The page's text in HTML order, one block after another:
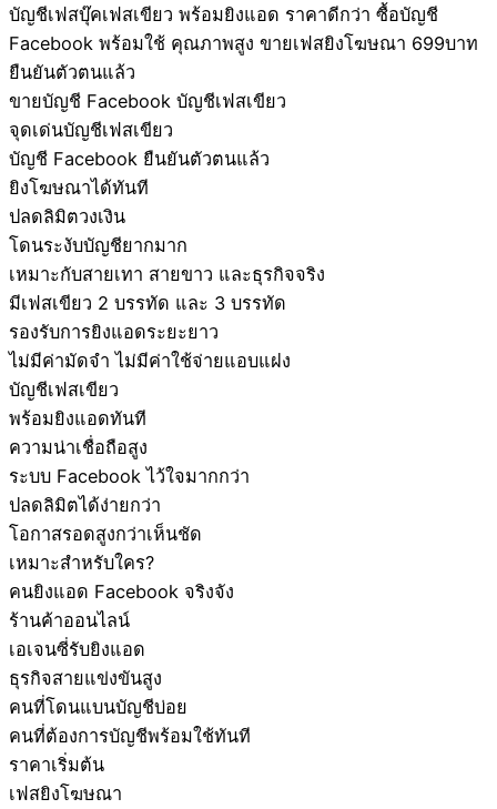
บัญชีเฟสบุ๊คเฟสเขียว พร้อมยิงแอด ราคาดีกว่า ซื้อบัญชี
Facebook พร้อมใช้ คุณภาพสูง ขายเฟสยิงโฆษณา 699บาท
ยืนยันตัวตนแล้ว
ขายบัญชี Facebook บัญชีเฟสเขียว
จุดเด่นบัญชีเฟสเขียว
บัญชี Facebook ยืนยันตัวตนแล้ว
ยิงโฆษณาได้ทันที
ปลดลิมิตวงเงิน
โดนระงับบัญชียากมาก
เหมาะกับสายเทา สายขาว และธุรกิจจริง
มีเฟสเขียว 2 บรรทัด และ 3 บรรทัด
รองรับการยิงแอดระยะยาว
ไม่มีค่ามัดจำ ไม่มีค่าใช้จ่ายแอบแฝง
บัญชีเฟสเขียว
พร้อมยิงแอดทันที
ความน่าเชื่อถือสูง
ระบบ Facebook ไว้ใจมากกว่า
ปลดลิมิตได้ง่ายกว่า
โอกาสรอดสูงกว่าเห็นชัด
เหมาะสำหรับใคร?
คนยิงแอด Facebook จริงจัง
ร้านค้าออนไลน์
เอเจนซี่รับยิงแอด
ธุรกิจสายแข่งขันสูง
คนที่โดนแบนบัญชีบ่อย
คนที่ต้องการบัญชีพร้อมใช้ทันที
ราคาเริ่มต้น
เฟสยิงโฆษณา